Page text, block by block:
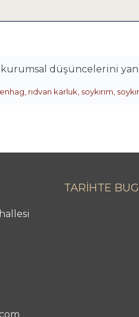
düşüncelerini
rıdvan karluk soykırım
TARİHTE